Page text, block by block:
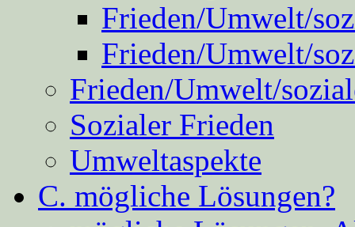
Frieden/Umwelt/
Frieden/Umwelt/
Frieden/Umwelt/
Sozialer Frieden
Umweltaspekte
C. mögliche Lösungen?